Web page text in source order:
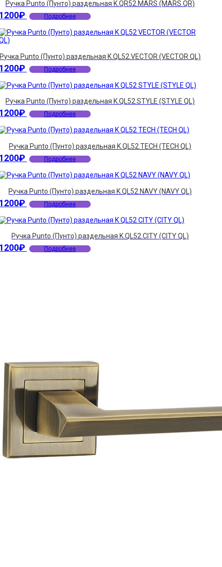
Ручка Punto (Пунто) раздельная K.QR52.MARS (MARS QR)
₽ Подробнее
Ручка Punto (Пунто) раздельная K.QL52.VECTOR (VECTOR QL)
₽ Подробнее
Ручка Punto (Пунто) раздельная K.QL52.STYLE (STYLE QL)
₽ Подробнее
Ручка Punto (Пунто) раздельная K.QL52.TECH (TECH QL)
₽ Подробнее
Ручка Punto (Пунто) раздельная K.QL52.NAVY (NAVY QL)
₽ Подробнее
Ручка Punto (Пунто) раздельная K.QL52.CITY (CITY QL)
₽ Подробнее